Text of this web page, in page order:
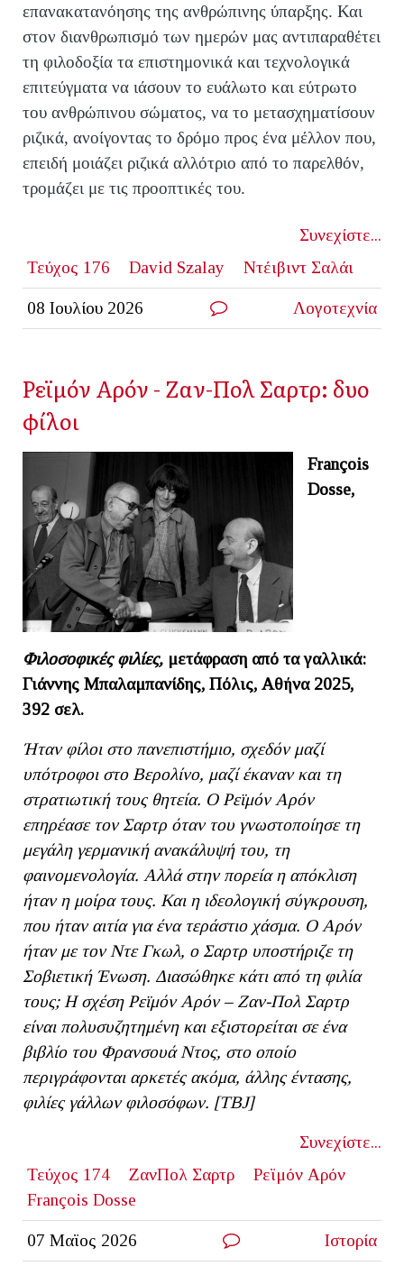
επανακατανόησης της ανθρώπινης ύπαρξης. Και
στον διανθρωπισμό των ημερών μας αντιπαραθέτει
τη φιλοδοξία τα επιστημονικά και τεχνολογικά
επιτεύγματα να ιάσουν το ευάλωτο και εύτρωτο
του ανθρώπινου σώματος, να το μετασχηματίσουν
ριζικά, ανοίγοντας το δρόμο προς ένα μέλλον που,
επειδή μοιάζει ριζικά αλλότριο από το παρελθόν,
τρομάζει με τις προοπτικές του.
Συνεχίστε...
Τεύχος 176
David Szalay Ντέιβιντ Σαλάι
08 Ιουλίου 2026 Λογοτεχνία
Ρεϊμόν Αρόν - Ζαν-Πολ Σαρτρ: δυο
φίλοι
François
Dosse,
Φιλοσοφικές φιλίες, μετάφραση από τα γαλλικά:
Γιάννης Μπαλαμπανίδης, Πόλις, Αθήνα 2025,
392 σελ.
Ήταν φίλοι στο πανεπιστήμιο, σχεδόν μαζί
υπότροφοι στο Βερολίνο, μαζί έκαναν και τη
στρατιωτική τους θητεία. Ο Ρεϊμόν Αρόν
επηρέασε τον Σαρτρ όταν του γνωστοποίησε τη
μεγάλη γερμανική ανακάλυψή του, τη
φαινομενολογία. Αλλά στην πορεία η απόκλιση
ήταν η μοίρα τους. Και η ιδεολογική σύγκρουση,
που ήταν αιτία για ένα τεράστιο χάσμα. Ο Αρόν
ήταν με τον Ντε Γκωλ, ο Σαρτρ υποστήριζε τη
Σοβιετική Ένωση. Διασώθηκε κάτι από τη φιλία
τους; Η σχέση Ρεϊμόν Αρόν – Ζαν-Πολ Σαρτρ
είναι πολυσυζητημένη και εξιστορείται σε ένα
βιβλίο του Φρανσουά Ντος, στο οποίο
περιγράφονται αρκετές ακόμα, άλλης έντασης,
φιλίες γάλλων φιλοσόφων. [TBJ]
Συνεχίστε...
Τεύχος 174
ΖανΠολ Σαρτρ
Ρεϊμόν Αρόν
François Dosse
07 Μαϊος 2026 Ιστορία